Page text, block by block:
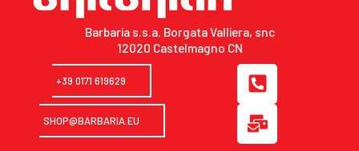
Barbaria s.s.a. Borgata Valliera, snc
12020 Castelmagno CN
+39 0171 619629
P
h
o
n
SHOP@BARBARIA.EU
M
a